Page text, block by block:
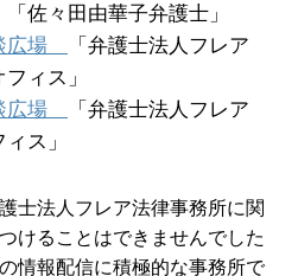
佐々田由華子弁護士」
広場
「弁護士法人フレア
ィス」
広場
「弁護士法人フレア
ス」
士法人フレア法律事務所に関
けることはできませんでした
情報配信に積極的な事務所で